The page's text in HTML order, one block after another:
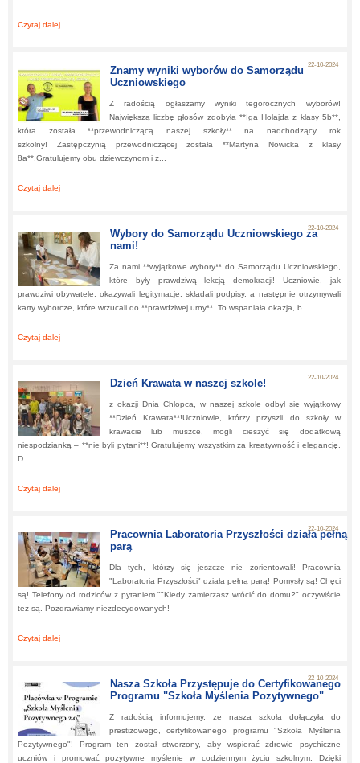
Czytaj dalej
22-10-2024
Znamy wyniki wyborów do Samorządu
Uczniowskiego
Z radością ogłaszamy wyniki tegorocznych wyborów!
Największą liczbę głosów zdobyła **Iga Holajda z klasy 5b**,
która została **przewodniczącą naszej szkoły** na nadchodzący rok
szkolny! Zastępczynią przewodniczącej została **Martyna Nowicka z klasy
8a**.Gratulujemy obu dziewczynom i ż...
Czytaj dalej
22-10-2024
Wybory do Samorządu Uczniowskiego za
nami!
Za nami **wyjątkowe wybory** do Samorządu Uczniowskiego,
które były prawdziwą lekcją demokracji! Uczniowie, jak
prawdziwi obywatele, okazywali legitymacje, składali podpisy, a następnie otrzymywali
karty wyborcze, które wrzucali do **prawdziwej urny**. To wspaniała okazja, b...
Czytaj dalej
22-10-2024
Dzień Krawata w naszej szkole!
z okazji Dnia Chłopca, w naszej szkole odbył się wyjątkowy
**Dzień Krawata**!Uczniowie, którzy przyszli do szkoły w
krawacie lub muszce, mogli cieszyć się dodatkową
niespodzianką – **nie byli pytani**! Gratulujemy wszystkim za kreatywność i elegancję.
D...
Czytaj dalej
22-10-2024
Pracownia Laboratoria Przyszłości działa pełną
parą
Dla tych, którzy się jeszcze nie zorientowali! Pracownia
"Laboratoria Przyszłości" działa pełną parą! Pomysły są! Chęci
są! Telefony od rodziców z pytaniem ""Kiedy zamierzasz wrócić do domu?" oczywiście
też są. Pozdrawiamy niezdecydowanych!
Czytaj dalej
22-10-2024
Nasza Szkoła Przystępuje do Certyfikowanego
Programu "Szkoła Myślenia Pozytywnego"
Z radością informujemy, że nasza szkoła dołączyła do
prestiżowego, certyfikowanego programu "Szkoła Myślenia
Pozytywnego"! Program ten został stworzony, aby wspierać zdrowie psychiczne
uczniów i promować pozytywne myślenie w codziennym życiu szkolnym. Dzięki